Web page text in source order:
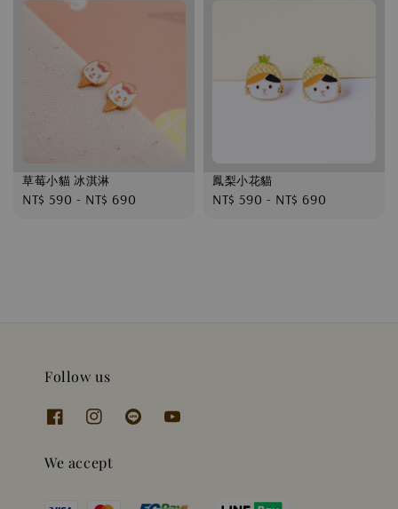
草莓小貓 冰淇淋
Regular
NT$ 590 - NT$ 690
鳳梨小花貓
Regular
NT$ 590 - NT$ 690
Follow us
We accept